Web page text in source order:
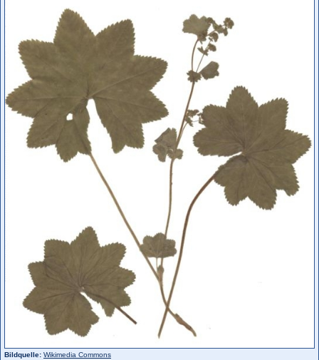
Bildquelle: Wikimedia Commons